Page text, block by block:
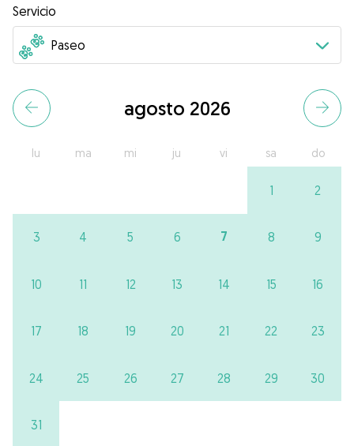
Servicio
agosto 2026
lu ma mi ju vi sa do
1 2
3 4 5 6 7 8 9
10 11 12 13 14 15 16
17 18 19 20 21 22 23
24 25 26 27 28 29 30
31